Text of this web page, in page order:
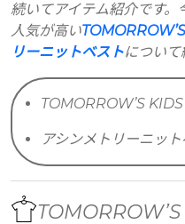
続いてアイテム紹介です
人気が高い
リーニットベストについて
TOMORROW’S
アシンメトリーニッ